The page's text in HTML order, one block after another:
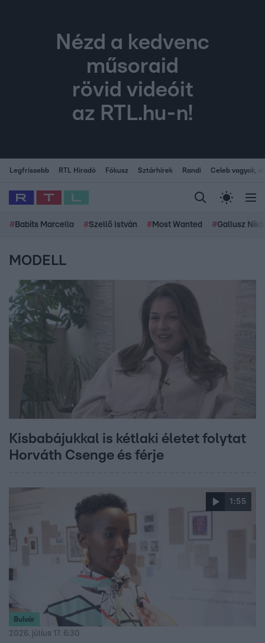
Nézd a kedvenc
műsoraid
rövid videóit
az RTL.hu-n!
Legfrissebb RTL Híradó Fókusz Sztárhírek Randi Celeb vagyok,
# Babits Marcella #Szellő István # Most Wanted #Gallusz
MODELL
Kisbabájukkal is kétlaki életet folytat
Horváth Csenge és férje
1:55
Bulvár
2026. július 17. 6:30